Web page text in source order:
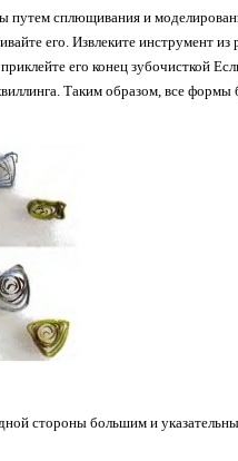
путем сплющивания и
его. Извлеките инструмент из
его конец зубочисткой
Таким образом, все формы
стороны большим и